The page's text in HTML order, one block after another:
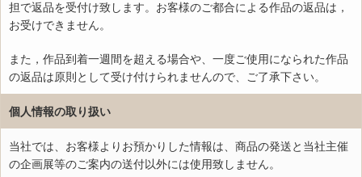
担で返品を受付け致します。お客様のご都合による作品の返品は，
お受けできません。
また，作品到着一週間を超える場合や、一度ご使用になられた作品
の返品は原則として受け付けられませんので、ご了承下さい。
個人情報の取り扱い
当社では、お客様よりお預かりした情報は、商品の発送と当社主催
の企画展等のご案内の送付以外には使用致しません。